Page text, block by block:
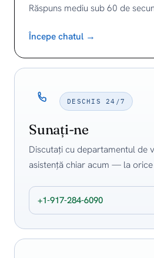
Răspuns mediu sub 60 de
Începe chatul →
DESCHIS 24/7
Sunați-ne
Discutați cu departamentul de
asistență chiar acum — la
+1-917-284-6090